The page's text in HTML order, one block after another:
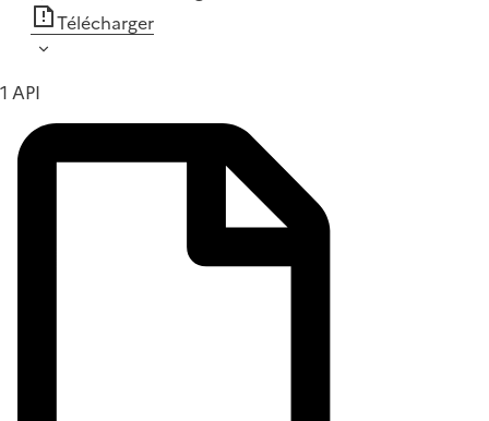
Télécharger
1 API